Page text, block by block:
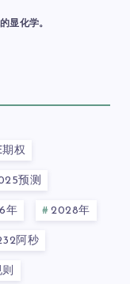
显化学。
权
预测
年 2028年
阿秒